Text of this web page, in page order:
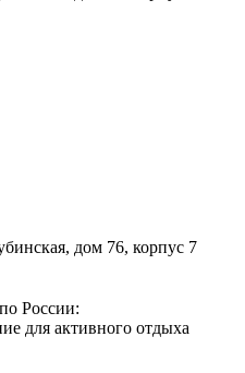
дом 76, корпус 7
России:
для активного отдыха